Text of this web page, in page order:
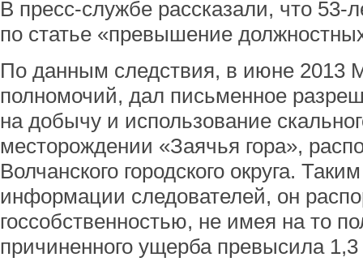
В пресс-службе рассказали, что 53-
по статье «превышение
По данным следствия, в июне 2013
полномочий, дал письменное
на добычу и использование
месторождении «Заячья гора»,
Волчанского городского округа.
информации следователей, он
госсобственностью, не имея на то
причиненного ущерба превысила